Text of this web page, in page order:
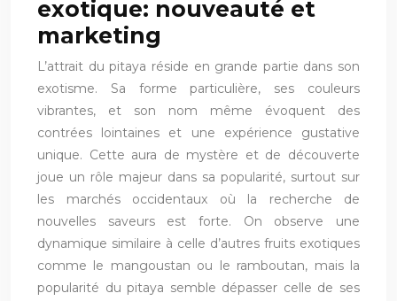
exotique: nouveauté et
marketing
L’attrait du pitaya réside en grande partie dans son
exotisme. Sa forme particulière, ses couleurs
vibrantes, et son nom même évoquent des
contrées lointaines et une expérience gustative
unique. Cette aura de mystère et de découverte
joue un rôle majeur dans sa popularité, surtout sur
les marchés occidentaux où la recherche de
nouvelles saveurs est forte. On observe une
dynamique similaire à celle d’autres fruits exotiques
comme le mangoustan ou le ramboutan, mais la
popularité du pitaya semble dépasser celle de ses